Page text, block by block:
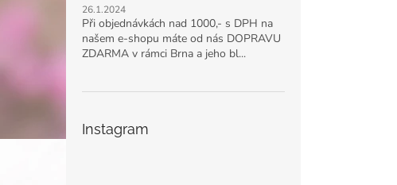
26.1.2024
Při objednávkách nad 1000,- s DPH na
našem e-shopu máte od nás DOPRAVU
ZDARMA v rámci Brna a jeho bl...
Instagram